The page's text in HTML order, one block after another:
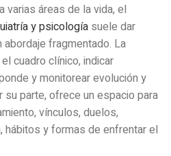
varias áreas de la vida, el
y psicología suele dar
fragmentado. La
cuadro clínico, indicar
y monitorear evolución y
parte, ofrece un espacio para
vínculos, duelos,
hábitos y formas de enfrentar el